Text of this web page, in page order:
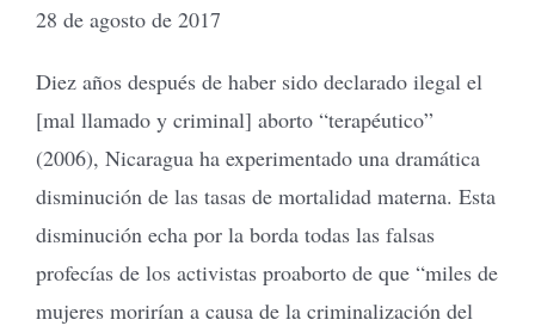
28 de agosto de 2017
Diez años después de haber sido declarado ilegal el
[mal llamado y criminal] aborto “terapéutico”
(2006), Nicaragua ha experimentado una dramática
disminución de las tasas de mortalidad materna. Esta
disminución echa por la borda todas las falsas
profecías de los activistas proaborto de que “miles de
mujeres morirían a causa de la criminalización del